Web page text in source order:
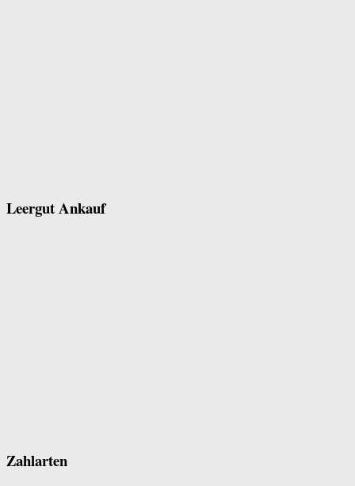
Leergut Ankauf
Zahlarten